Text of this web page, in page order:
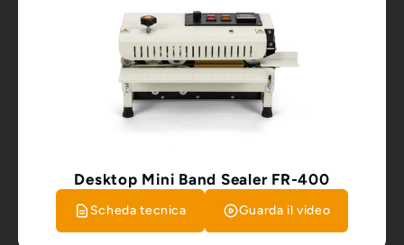
Desktop Mini Band Sealer FR-400
Scheda tecnica Guarda il video